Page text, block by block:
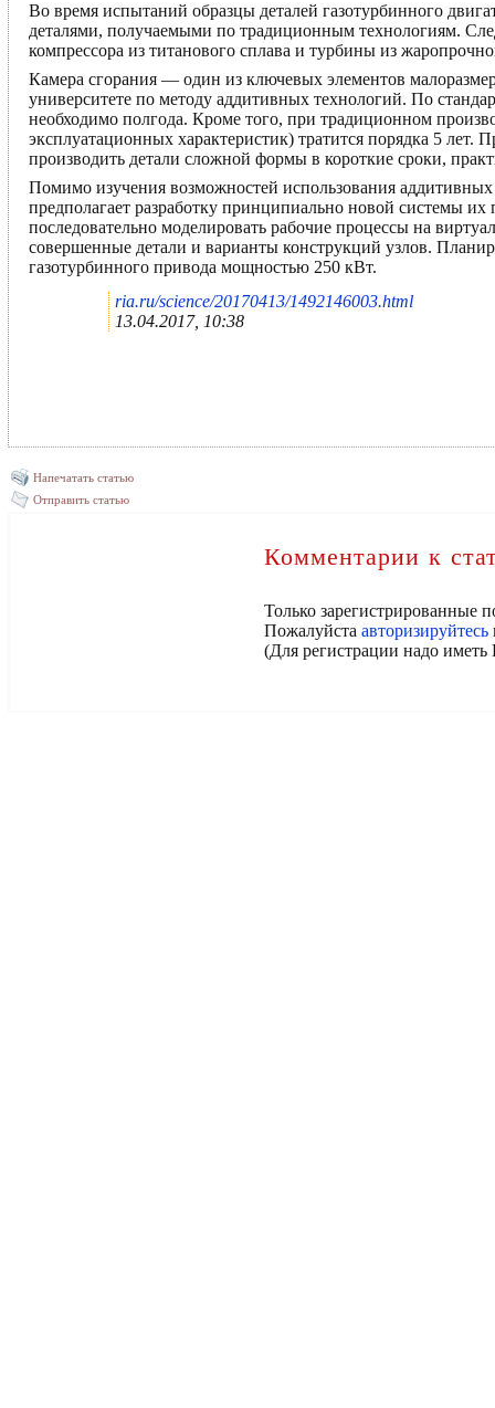
Во время испытаний образцы деталей газотурбинного
деталями, получаемыми по традиционным технологиям.
компрессора из титанового сплава и турбины из
Камера сгорания — один из ключевых элементов
университете по методу аддитивных технологий. По
необходимо полгода. Кроме того, при традиционном
эксплуатационных характеристик) тратится порядка 5
производить детали сложной формы в короткие сроки,
Помимо изучения возможностей использования
предполагает разработку принципиально новой системы
последовательно моделировать рабочие процессы на
совершенные детали и варианты конструкций узлов.
газотурбинного привода мощностью 250 кВт.
ria.ru/science/20170413/1492146003.html
13.04.2017, 10:38
Напечатать статью
Отправить статью
Комментарии к
Только зарегистрированные
Пожалуйста авторизируйтесь
(Для регистрации надо